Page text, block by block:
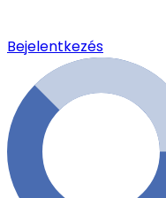
Bejelentkezés